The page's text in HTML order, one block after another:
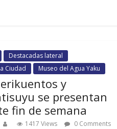
Destacadas lateral
Ciudad
Museo del Agua Yaku
y
se presentan
fin de semana
1417 Views
0 Comments